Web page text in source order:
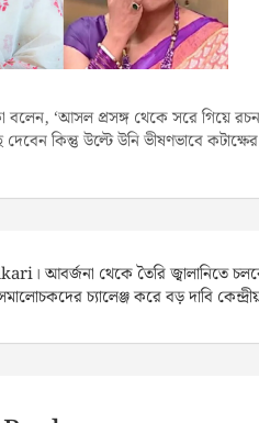
‘আসল প্রসঙ্গ থেকে সরে গিয়ে
দেবেন কিন্তু উল্টে উনি ভীষণভাবে
আবর্জনা থেকে তৈরি জ্বালানিতে
চ্যালেঞ্জ করে বড় দাবি কেন্দ্রীয়